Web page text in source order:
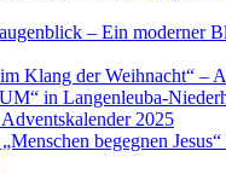
– Ein moderner
Klang der Weihnacht“ –
in Langenleuba-
2025
begegnen